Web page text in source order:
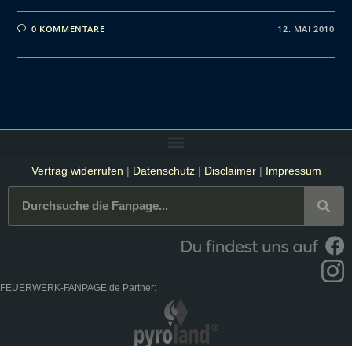
0 KOMMENTARE 12. MAI 2010
Vertrag widerrufen | Datenschutz| Disclaimer| Impressum
FEUERWERK-FANPAGE.de Partner: